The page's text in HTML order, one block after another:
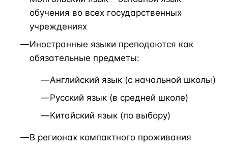
обучения во всех государственных
учреждениях
Иностранные языки преподаются как
обязательные предметы:
Английский язык (с начальной школы)
Русский язык (в средней школе)
Китайский язык (по выбору)
В регионах компактного проживания